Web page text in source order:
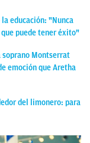
educación: "Nunca
que puede tener éxito"
soprano Montserrat
emoción que Aretha
del limonero: para